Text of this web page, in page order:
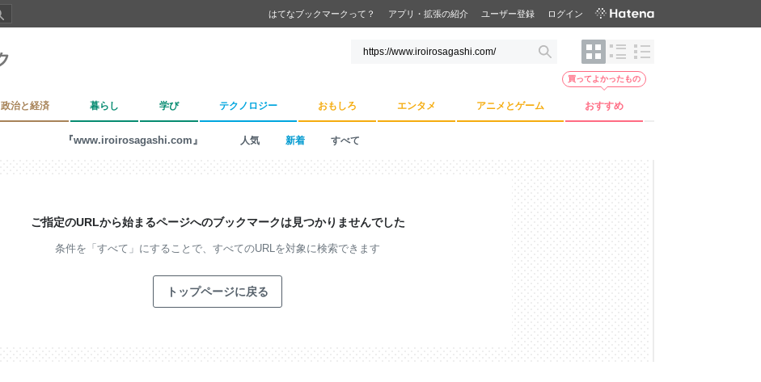
はてなブックマークって？ アプリ・拡張の紹介 ユーザー登録 ログイン
政治と経済 暮らし 学び テクノロジー おもしろ エンタメ アニメとゲーム おすすめ
買ってよかったもの
『www.iroirosagashi.com』 人気 新着 すべて
ご指定のURLから始まるページへのブックマークは見つかりませんでした
条件を「すべて」にすることで、 すべてのURLを対象に検索できます
トップページに戻る